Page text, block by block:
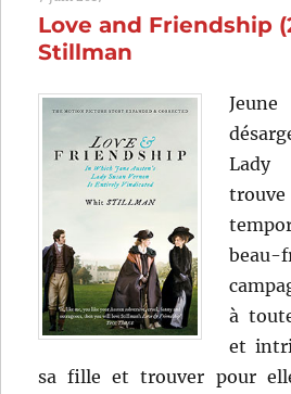
Love and Friendship
Stillman
Lady
à
et
sa fille et trouver pour